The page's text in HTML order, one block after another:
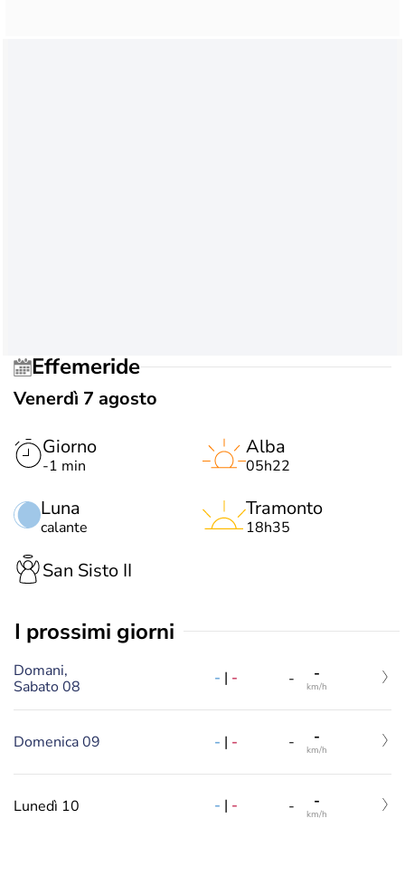
Effemeride
Venerdì 7 agosto
Giorno
-1 min
Luna
calante
Alba
05h22
Tramonto
18h35
San Sisto II
i prossimi giorni
Domani,
Sabato 08
- | - - -
km/h
Domenica 09 - | - - -
km/h
Lunedì 10 - | - - -
km/h